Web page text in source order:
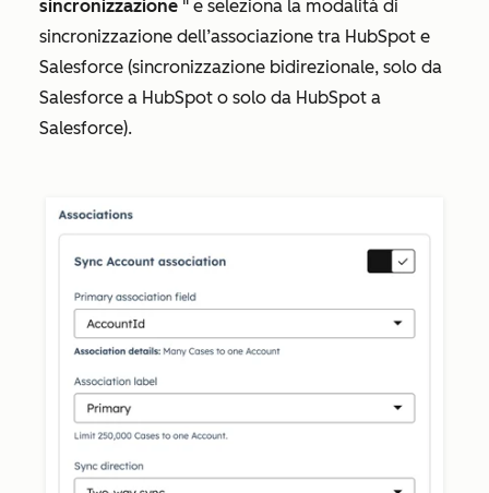
sincronizzazione " e seleziona la modalità di
sincronizzazione dell’associazione tra HubSpot e
Salesforce (sincronizzazione bidirezionale, solo da
Salesforce a HubSpot o solo da HubSpot a
Salesforce).